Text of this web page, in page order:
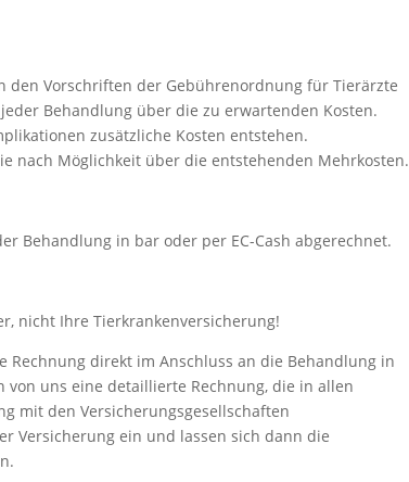
den Vorschriften der Gebührenordnung für Tierärzte
Behandlung über die zu erwartenden Kosten.
zusätzliche Kosten entstehen.
über die entstehenden Mehrkosten.
Behandlung in bar oder per EC-Cash abgerechnet.
nicht Ihre Tierkrankenversicherung!
direkt im Anschluss an die Behandlung in
von uns eine detaillierte Rechnung, die in allen
mit den Versicherungsgesellschaften
Versicherung ein und lassen sich dann die